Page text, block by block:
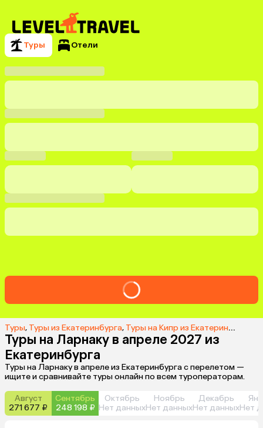
Туры Отели
Туры, Туры из Екатеринбурга, Туры на Кипр из Екатеринбурга
Туры на Ларнаку в апреле 2027 из
Екатеринбурга
Туры на Ларнаку в апреле из Екатеринбурга с перелетом —
ищите и сравнивайте туры онлайн по всем туроператорам.
Август
271 677 ₽
Сентябрь
248 198 ₽
Октябрь
Нет данных
Ноябрь
Нет данных
Декабрь
Нет данныхНет